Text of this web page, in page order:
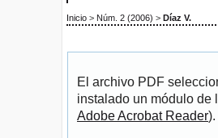
Inicio > Núm. 2 (2006) > Díaz V.
El archivo PDF
instalado un módulo de
Adobe Acrobat Reader).